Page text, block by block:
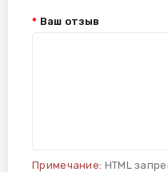
Ваш отзыв
Примечание: HTML